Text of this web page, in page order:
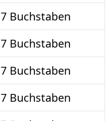
7 Buchstaben
7 Buchstaben
7 Buchstaben
7 Buchstaben